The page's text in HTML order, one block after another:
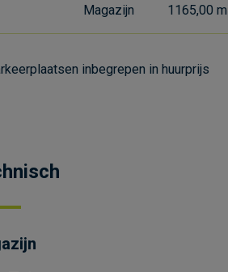
Magazijn 1165,00
inbegrepen in huurprijs